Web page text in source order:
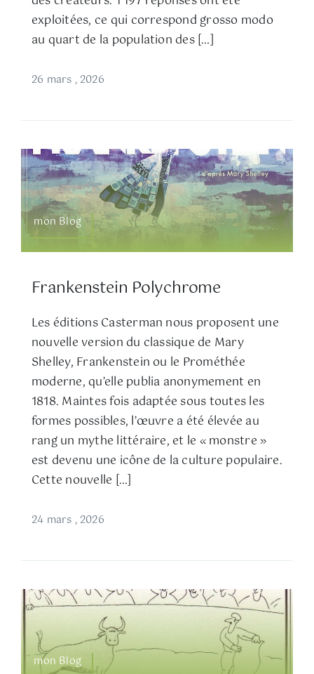
exploitées, ce qui correspond grosso modo
au quart de la population des […]
26 mars , 2026
mon Blog
Frankenstein Polychrome
Les éditions Casterman nous proposent une
nouvelle version du classique de Mary
Shelley, Frankenstein ou le Prométhée
moderne, qu’elle publia anonymement en
1818. Maintes fois adaptée sous toutes les
formes possibles, l’œuvre a été élevée au
rang un mythe littéraire, et le « monstre »
est devenu une icône de la culture populaire.
Cette nouvelle […]
24 mars , 2026
mon Blog